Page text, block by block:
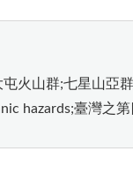
火山群;七星山亞
hazards;臺灣之